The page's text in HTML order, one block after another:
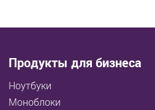
Продукты для бизнеса
Ноутбуки
Моноблоки